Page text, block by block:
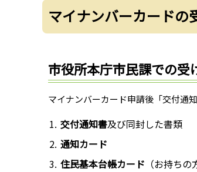
マイナンバーカードの
市役所本庁市民課での受
マイナンバーカード申請後「交付通
交付通知書及び同封した書類
通知カード
住民基本台帳カード （お持ち